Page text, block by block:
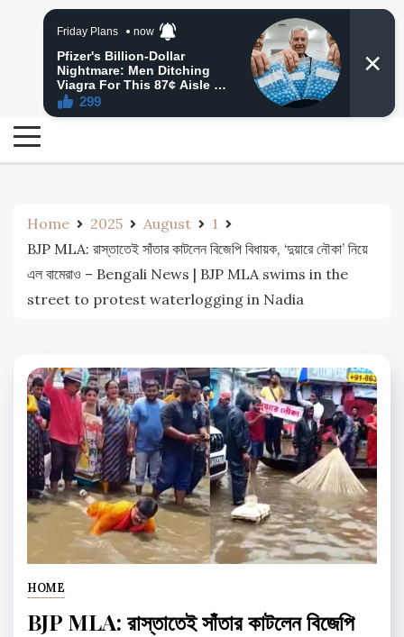
24 Ghanta Bangla News
24 Ghanta Bengali News
Home 2025 August
1
BJP MLA: রাস্তাতেই সাঁতার কাটলেন বিজেপি বিধায়ক, ‘দুয়ারে নৌকা’ নিয়ে
এল বামেরাও – Bengali News | BJP MLA swims in the
street to protest waterlogging in Nadia
HOME
BJP MLA: রাস্তাতেই সাঁতার কাটলেন বিজেপি